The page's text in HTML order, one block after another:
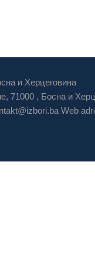
и Херцеговина
71000 , Босна и
Web